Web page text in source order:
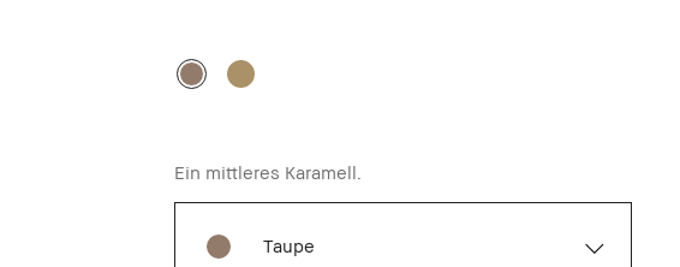
Ein mittleres Karamell.
Taupe